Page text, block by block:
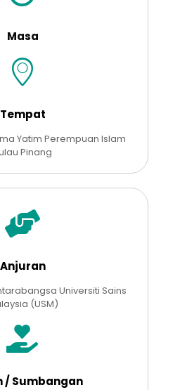
Masa
Tempat
Yatim Perempuan Islam
Pinang
Anjuran
Universiti Sains
(USM)
/ Sumbangan